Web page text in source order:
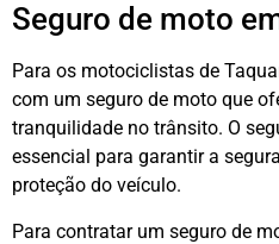
Seguro de moto
Para os motociclistas de
com um seguro de moto que
tranquilidade no trânsito. O
essencial para garantir a
proteção do veículo.
Para contratar um seguro de